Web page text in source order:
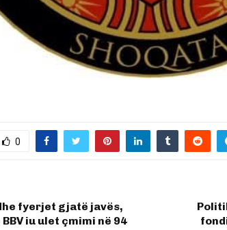
0
fyerjet gjatë javës,
iu ulet çmimi në 94